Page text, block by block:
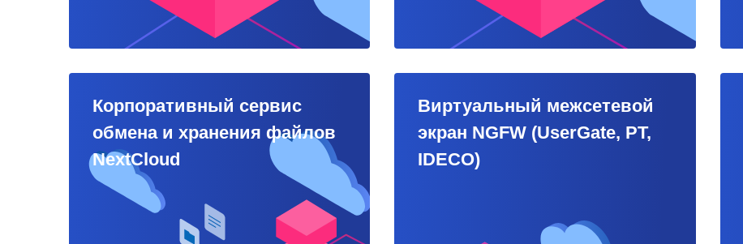
Корпоративный сервис
обмена и хранения файлов
NextCloud
Виртуальный межсетевой
экран NGFW (UserGate, PT,
IDECO)